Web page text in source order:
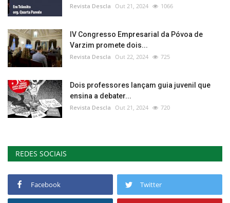
Revista Descla Out 21, 2024 1066
IV Congresso Empresarial da Póvoa de
Varzim promete dois...
Revista Descla Out 22, 2024 725
Dois professores lançam guia juvenil que
ensina a debater...
Revista Descla Out 21, 2024 720
REDES SOCIAIS
Facebook Twitter